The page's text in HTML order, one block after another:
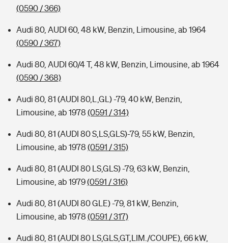
(0590 / 366)
Audi 80, AUDI 60, 48 kW, Benzin, Limousine, ab 1964
(0590 / 367)
Audi 80, AUDI 60/4 T, 48 kW, Benzin, Limousine, ab 1964
(0590 / 368)
Audi 80, 81 (AUDI 80,L,GL) -79, 40 kW, Benzin,
Limousine, ab 1978 (0591 / 314)
Audi 80, 81 (AUDI 80 S,LS,GLS)-79, 55 kW, Benzin,
Limousine, ab 1978 (0591 / 315)
Audi 80, 81 (AUDI 80 LS,GLS) -79, 63 kW, Benzin,
Limousine, ab 1979(0591 / 316)
Audi 80, 81 (AUDI 80 GLE) -79, 81 kW, Benzin,
Limousine, ab 1978 (0591 / 317)
Audi 80, 81 (AUDI 80 LS,GLS,GT,LIM./COUPE), 66 kW,